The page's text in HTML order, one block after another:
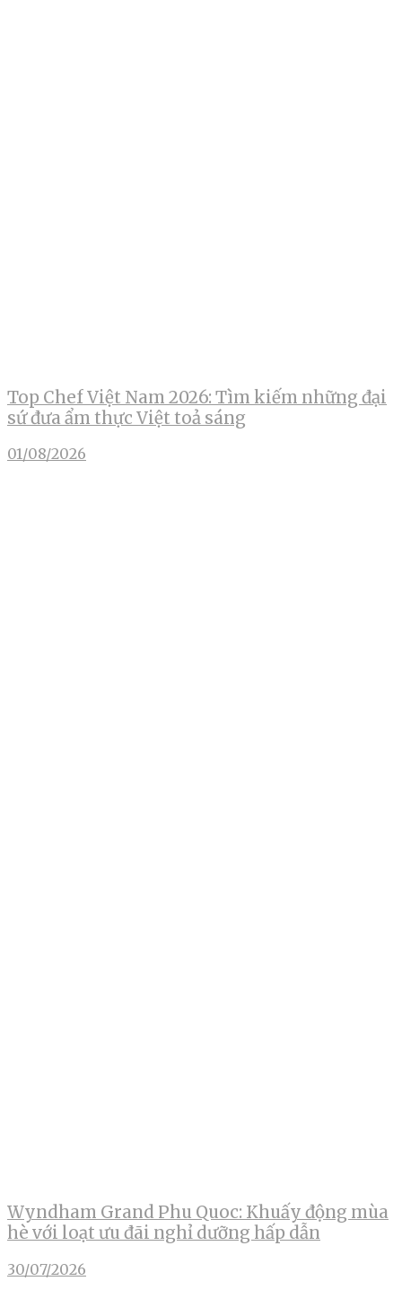
Top Chef Việt Nam 2026: Tìm kiếm những đại
sứ đưa ẩm thực Việt toả sáng
01/08/2026
Wyndham Grand Phu Quoc: Khuấy động mùa
hè với loạt ưu đãi nghỉ dưỡng hấp dẫn
30/07/2026